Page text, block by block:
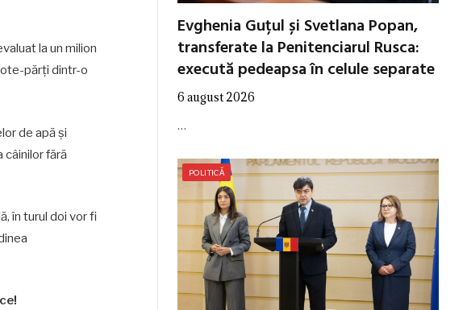
la un milion
părți dintr-o
de apă și
câinilor fără
în turul doi vor fi
Evghenia Guțul și Svetlana Popan,
transferate la Penitenciarul Rusca:
execută pedeapsa în celule separate
6 august 2026
…
POLITICĂ